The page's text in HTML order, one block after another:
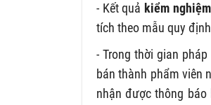
- Kết quả kiểm
tích theo mẫu quy
- Trong thời gian
bán thành phẩm viên
nhận được thông